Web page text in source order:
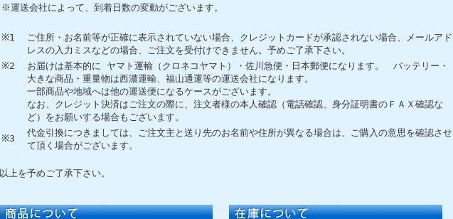
※運送会社によって、到着日数の変動がございます。
※1
ご住所・お名前等が正確に表示されていない場合、クレジットカードが承認されない場合、メールアド
レスの入力ミスなどの場合、ご注文を受付けできません。予めご了承下さい。
※2
お届けは基本的に ヤマト運輸（クロネコヤマト）・佐川急便・日本郵便になります。 バッテリー・
大きな商品・重量物は西濃運輸、福山通運等の運送会社になります。
一部商品や地域へは他の運送便になるケースがございます。
なお、クレジット決済はご注文の際に、注文者様の本人確認（電話確認、身分証明書のＦＡＸ確認な
ど）をお願いする場合もございます。
※3
代金引換につきましては、ご注文主と送り先のお名前や住所が異なる場合は、ご購入の意思を確認させ
て頂く場合がございます。
以上を予めご了承下さい。